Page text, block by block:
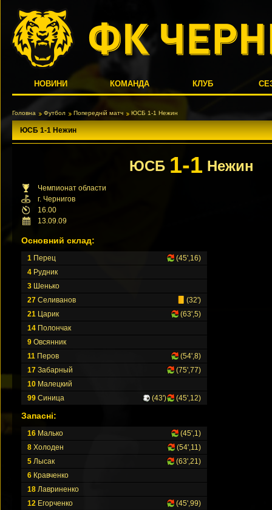
НОВИНИ КОМАНДА КЛУБ
Головна Футбол Попередній матч ЮСБ 1-1 Нежин
ЮСБ 1-1 Нежин
ЮСБ 1-1 Нежин
Чемпионат области
г. Чернигов
16.00
13.09.09
Основний склад:
1 Перец
(45',16)
4 Рудник
3 Шенько
27 Селиванов
(32')
21 Царик
(63',5)
14 Полончак
9 Овсянник
11 Перов
(54',8)
17 Забарный
(75',77)
10 Малецкий
99 Синица (45',12)
(43')
Запасні:
16 Малько
(45',1)
8 Холоден
(54',11)
5 Лысак
(63',21)
6 Кравченко
18 Лавриненко
12 Егорченко
(45',99)